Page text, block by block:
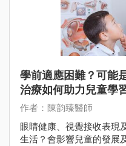
學前適應困難？可能
治療如何助力兒童學
作者：陳韵臻醫師
眼睛健康、視覺接收表現
生活？會影響兒童的發展